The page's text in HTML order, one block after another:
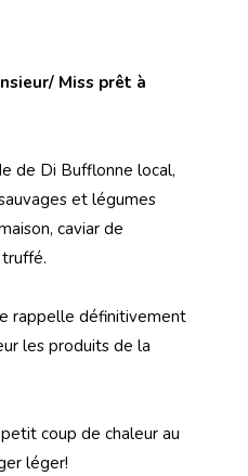
Miss prêt à
de Di Bufflonne local,
et légumes
caviar de
rappelle définitivement
les produits de la
coup de chaleur au
léger!